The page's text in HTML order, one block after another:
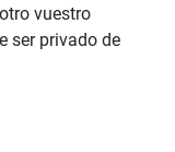
vuestro
ser privado de